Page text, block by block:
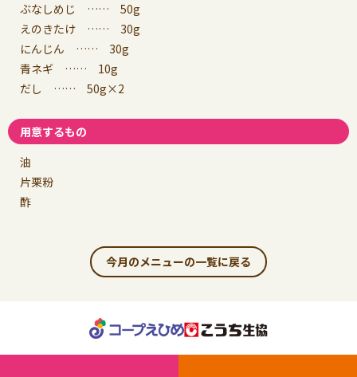
ぶなしめじ …… 50g
えのきたけ …… 30g
にんじん …… 30g
青ネギ …… 10g
だし …… 50g×2
用意するもの
油
片栗粉
酢
今月のメニューの一覧に戻る